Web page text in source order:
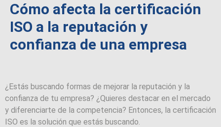
Cómo afecta la certificación
ISO a la reputación y
confianza de una empresa
¿Estás buscando formas de mejorar la reputación y la
confianza de tu empresa? ¿Quieres destacar en el mercado
y diferenciarte de la competencia? Entonces, la certificación
ISO es la solución que estás buscando.